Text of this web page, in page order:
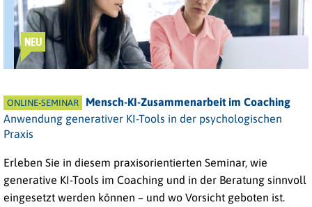
NEU
ONLINE-SEMINAR
Mensch-KI-Zusammenarbeit im Coaching
Anwendung generativer KI-Tools in der psychologischen
Praxis
Erleben Sie in diesem praxisorientierten Seminar, wie
generative KI-Tools im Coaching und in der Beratung sinnvoll
eingesetzt werden können – und wo Vorsicht geboten ist.